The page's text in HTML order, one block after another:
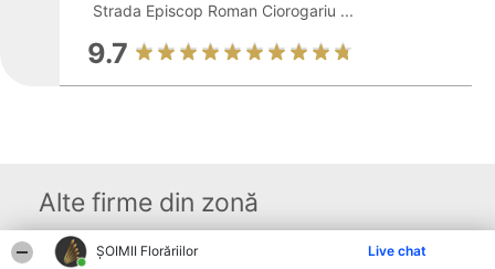
ȘOIMII Florăriilor Live chat
Strada Episcop Roman Ciorogariu ...
9.7
Alte firme din zonă